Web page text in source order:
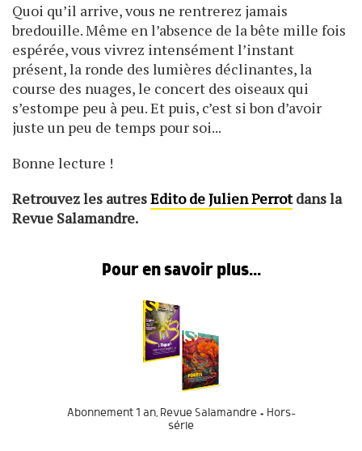
Quoi qu’il arrive, vous ne rentrerez jamais
bredouille. Même en l’absence de la bête mille fois
espérée, vous vivrez intensément l’instant
présent, la ronde des lumières déclinantes, la
course des nuages, le concert des oiseaux qui
s’estompe peu à peu. Et puis, c’est si bon d’avoir
juste un peu de temps pour soi...
Bonne lecture !
Retrouvez les autresEdito de Julien Perrotdans la
Revue Salamandre.
Pour en savoir plus...
Abonnement 1 an, Revue Salamandre + Hors-
série